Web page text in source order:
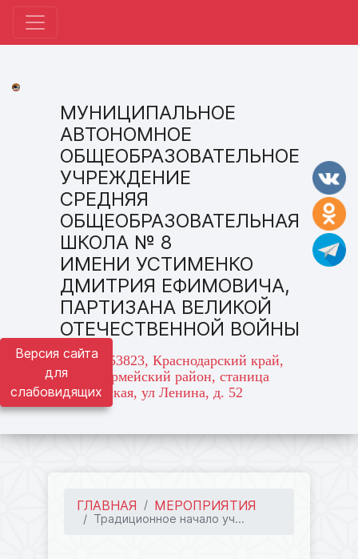
Версия сайта
для
слабовидящих
МУНИЦИПАЛЬНОЕ
АВТОНОМНОЕ
ОБЩЕОБРАЗОВАТЕЛЬНОЕ
УЧРЕЖДЕНИЕ
СРЕДНЯЯ
ОБЩЕОБРАЗОВАТЕЛЬНАЯ
ШКОЛА № 8
ИМЕНИ УСТИМЕНКО
ДМИТРИЯ ЕФИМОВИЧА,
ПАРТИЗАНА ВЕЛИКОЙ
ОТЕЧЕСТВЕННОЙ ВОЙНЫ
адрес: 353823, Краснодарский край,
Красноармейский район, станица
Марьянская, ул Ленина, д. 52
ГЛАВНАЯ МЕРОПРИЯТИЯ
Традиционное начало уч...